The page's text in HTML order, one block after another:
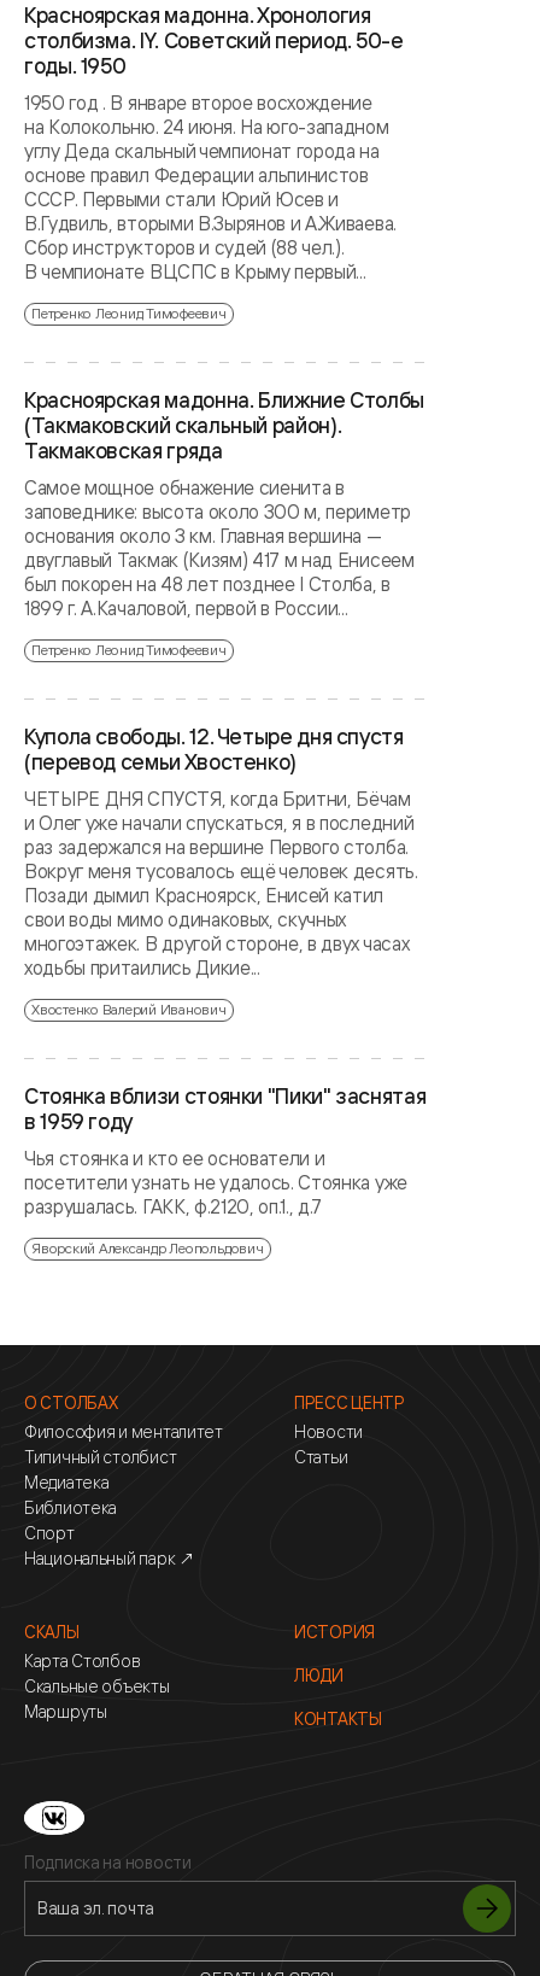
Красноярская мадонна. Хронология
столбизма. IY. Советский период. 50-е
годы. 1950
1950 год . В январе второе восхождение
на Колокольню. 24 июня. На юго-западном
углу Деда скальный чемпионат города на
основе правил Федерации альпинистов
СССР. Первыми стали Юрий Юсев и
В.Гудвиль, вторыми В.Зырянов и А.Живаева.
Сбор инструкторов и судей (88 чел.).
В чемпионате ВЦСПС в Крыму первый...
Петренко Леонид Тимофеевич
Красноярская мадонна. Ближние Столбы
(Такмаковский скальный район).
Такмаковская гряда
Самое мощное обнажение сиенита в
заповеднике: высота около 300 м, периметр
основания около 3 км. Главная вершина —
двуглавый Такмак (Кизям) 417 м над Енисеем
был покорен на 48 лет позднее I Столба, в
1899 г. А.Качаловой, первой в России...
Петренко Леонид Тимофеевич
Купола свободы. 12. Четыре дня спустя
(перевод семьи Хвостенко)
ЧЕТЫРЕ ДНЯ СПУСТЯ, когда Бритни, Бёчам
и Олег уже начали спускаться, я в последний
раз задержался на вершине Первого столба.
Вокруг меня тусовалось ещё человек десять.
Позади дымил Красноярск, Енисей катил
свои воды мимо одинаковых, скучных
многоэтажек. В другой стороне, в двух часах
ходьбы притаились Дикие...
Хвостенко Валерий Иванович
Стоянка вблизи стоянки "Пики" заснятая
в 1959 году
Чья стоянка и кто ее основатели и
посетители узнать не удалось. Стоянка уже
разрушалась. ГАКК, ф.2120, оп.1., д.7
Яворский Александр Леопольдович
О СТОЛБАХ
Философия и менталитет
Типичный столбист
Медиатека
Библиотека
Спорт
Национальный парк ↗
ПРЕСС ЦЕНТР
Новости
Статьи
СКАЛЫ
Карта Столбов
Скальные объекты
Маршруты
ИСТОРИЯ
ЛЮДИ
КОНТАКТЫ
Подписка на новости